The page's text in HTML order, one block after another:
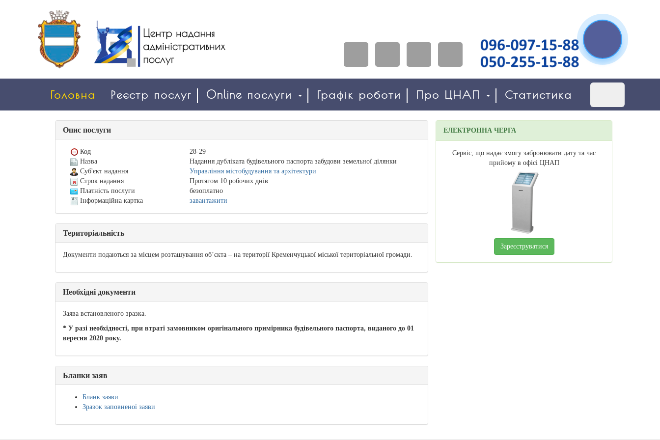
Головна Реєстр послуг Online послуги Графік роботи Про ЦНАП Статистика
Опис послуги
Код
28-29
Назва
Надання дубліката будівельного паспорта забудови земельної ділянки
Суб'єкт надання
Управління містобудування та архітектури
Строк надання
Протягом 10 робочих днів
Платність послуги
безоплатно
Інформаційна картка
завантажити
Територіальність
Документи подаються за місцем розташування об’єкта – на території Кременчуцької міської територіальної громади.
Необхідні документи
Заява встановленого зразка.
* У разі необхідності, при втраті замовником оригінального примірника будівельного паспорта, виданого до 01
вересня 2020 року.
Бланки заяв
Бланк заяви
Зразок заповненої заяви
ЕЛЕКТРОННА ЧЕРГА
Сервіс, що надає змогу забронювати дату та час
прийому в офісі ЦНАП
Зареєструватися